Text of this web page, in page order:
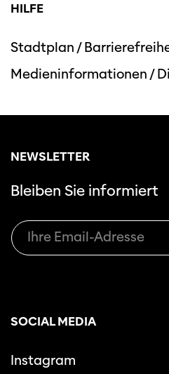
Diese Seite wird mit
HILFE
Stadtplan /
Medieninformationen /
NEWSLETTER
Bleiben Sie informiert
SOCIAL MEDIA
Instagram